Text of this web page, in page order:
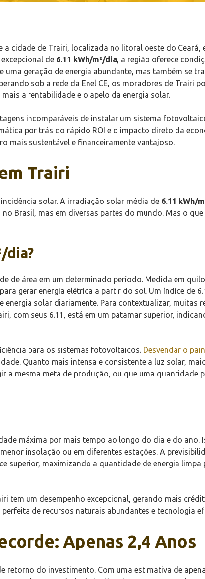
cidade de Trairi, localizada no litoral oeste do Ceará,
de 6.11 kWh/m²/dia , a região oferece
geração de energia abundante, mas também se
sob a rede da Enel CE, os moradores de Trairi
mais a rentabilidade e o apelo da energia solar.
incomparáveis de instalar um sistema
por trás do rápido ROI e o impacto direto da
mais sustentável e financeiramente vantajoso.
Trairi
solar. A irradiação solar média de 6.11 kWh/
Brasil, mas em diversas partes do mundo. Mas o que
dia?
de área em um determinado período. Medida em
gerar energia elétrica a partir do sol. Um índice de
solar diariamente. Para contextualizar, muitas
com seus 6.11, está em um patamar superior,
para os sistemas fotovoltaicos. Desvendar o
Quanto mais intensa e consistente a luz solar,
a mesma meta de produção, ou que uma quantidade
máxima por mais tempo ao longo do dia e do ano.
insolação ou em diferentes estações. A
superior, maximizando a quantidade de energia limpa
tem um desempenho excepcional, gerando mais
de recursos naturais abundantes e tecnologia
Apenas 2,4 Anos
retorno do investimento. Com uma estimativa de